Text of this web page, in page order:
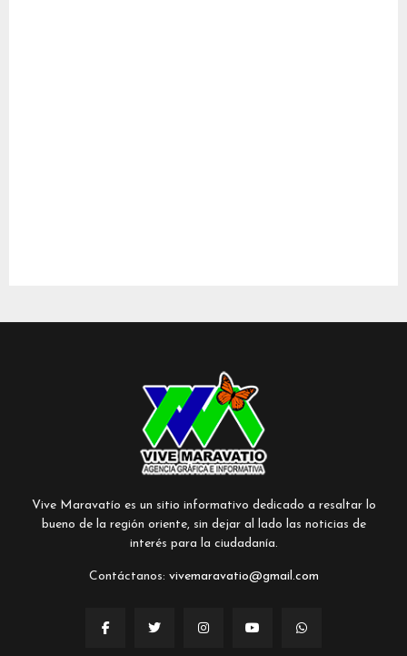
Vive Maravatío es un sitio informativo dedicado a resaltar lo
bueno de la región oriente, sin dejar al lado las noticias de
interés para la ciudadanía.
Contáctanos: vivemaravatio@gmail.com